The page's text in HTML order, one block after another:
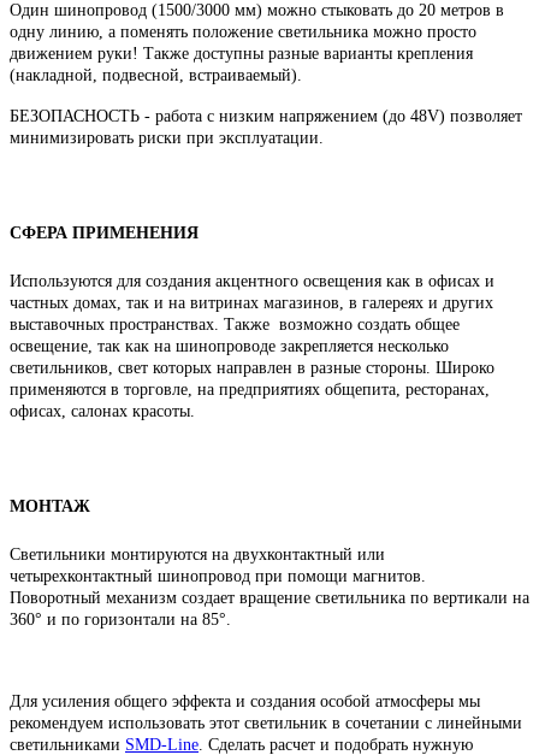
Один шинопровод (1500/3000 мм) можно стыковать до 20 метров в
одну линию, а поменять положение светильника можно просто
движением руки! Также доступны разные варианты крепления
(накладной, подвесной, встраиваемый).
БЕЗОПАСНОСТЬ - работа с низким напряжением (до 48V) позволяет
минимизировать риски при эксплуатации.
СФЕРА ПРИМЕНЕНИЯ
Используются для создания акцентного освещения как в офисах и
частных домах, так и на витринах магазинов, в галереях и других
выставочных пространствах. Также возможно создать общее
освещение, так как на шинопроводе закрепляется несколько
светильников, свет которых направлен в разные стороны. Широко
применяются в торговле, на предприятиях общепита, ресторанах,
офисах, салонах красоты.
МОНТАЖ
Светильники монтируются на двухконтактный или
четырехконтактный шинопровод при помощи магнитов.
Поворотный механизм создает вращение светильника по вертикали на
360° и по горизонтали на 85°.
Для усиления общего эффекта и создания особой атмосферы мы
рекомендуем использовать этот светильник в сочетании с линейными
светильниками SMD-Line Сделать расчет и подобрать нужную